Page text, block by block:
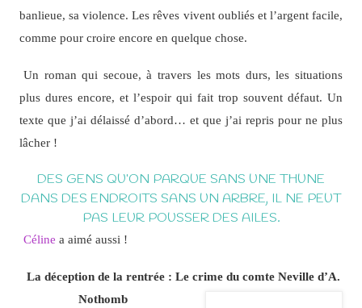
banlieue, sa violence. Les rêves vivent oubliés et l’argent facile,
comme pour croire encore en quelque chose.
Un roman qui secoue, à travers les mots durs, les situations
plus dures encore, et l’espoir qui fait trop souvent défaut. Un
texte que j’ai délaissé d’abord… et que j’ai repris pour ne plus
lâcher !
DES GENS QU’ON PARQUE SANS UNE THUNE
DANS DES ENDROITS SANS UN ARBRE, IL NE PEUT
PAS LEUR POUSSER DES AILES.
Céline a aimé aussi !
La déception de la rentrée : Le crime du comte Neville d’A.
Nothomb